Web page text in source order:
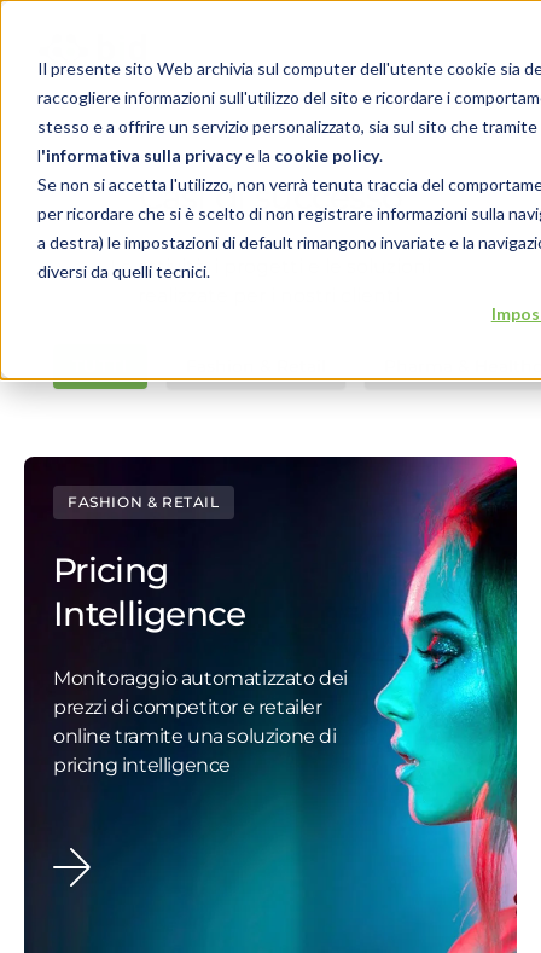
Il presente sito Web archivia sul computer dell'utente cookie sia
raccogliere informazioni sull'utilizzo del sito e ricordare i
stesso e a offrire un servizio personalizzato, sia sul sito che
l'informativa sulla privacye la cookie policy.
Se non si accetta l'utilizzo, non verrà tenuta traccia del
per ricordare che si è scelto di non registrare informazioni sulla
a destra) le impostazioni di default rimangono invariate e la
diversi da quelli tecnici.
Casi di successo
Le attività, i progetti e le soluzioni
FASHION & RETAIL
Pricing
Intelligence
Monitoraggio automatizzato dei
prezzi di competitor e retailer
online tramite una soluzione di
pricing intelligence